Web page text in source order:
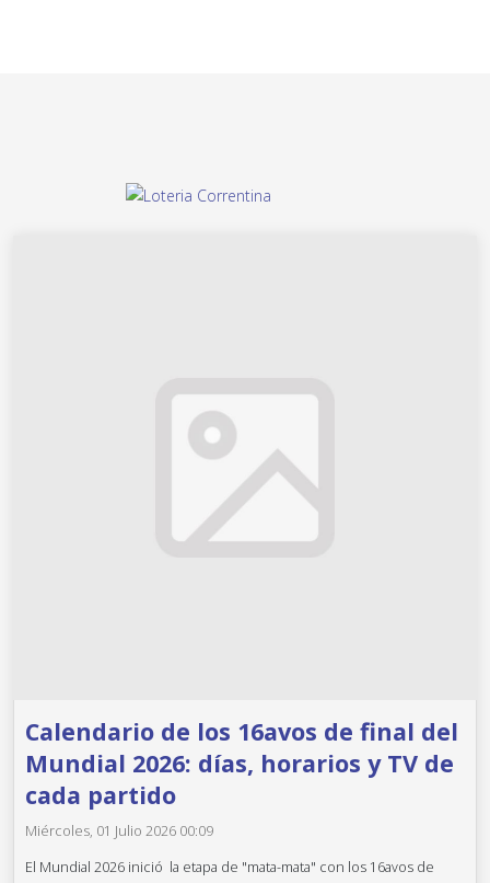
Calendario de los 16avos de final del
Mundial 2026: días, horarios y TV de
cada partido
Miércoles, 01 Julio 2026 00:09
El Mundial 2026 inició la etapa de "mata-mata" con los 16avos de